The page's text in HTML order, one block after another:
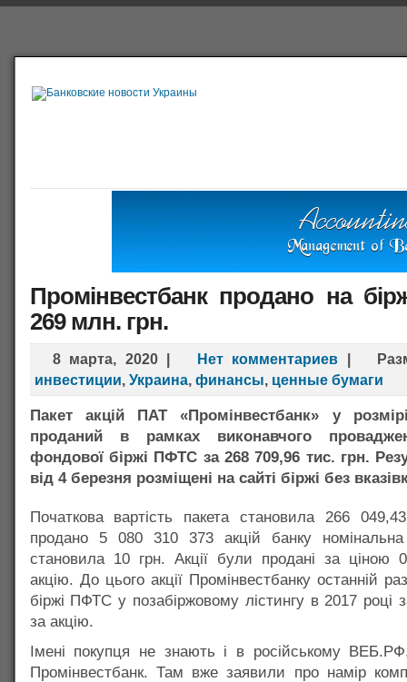
Промінвестбанк продано на
269 млн. грн.
8 марта, 2020| Нет комментариев
инвестиции, Украина, финансы, ценные бумаги
Пакет акцій ПАТ «Промінвестбанк» у
проданий в рамках виконавчого
фондової біржі ПФТС за 268 709,96 тис. грн.
від 4 березня розміщені на сайті біржі без
Початкова вартість пакета становила 266
продано 5 080 310 373 акцій банку номінальна
становила 10 грн. Акції були продані за ціною
акцію. До цього акції Промінвестбанку останній
біржі ПФТС у позабіржовому лістингу в 2017 році
за акцію.
Імені покупця не знають і в російському
Промінвестбанк. Там вже заявили про намір